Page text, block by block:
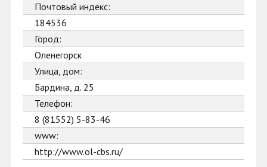
Почтовый индекс:
184536
Город:
Оленегорск
Улица, дом:
Бардина, д. 25
Телефон:
8 (81552) 5-83-46
www:
http://www.ol-cbs.ru/